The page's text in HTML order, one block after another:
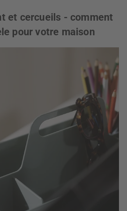
et cercueils - comment
pour votre maison